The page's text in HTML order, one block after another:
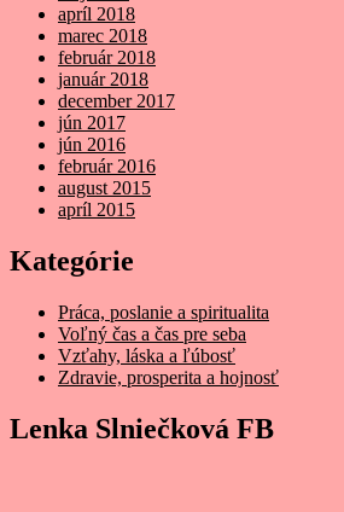
apríl 2018
marec 2018
február 2018
január 2018
december 2017
jún 2017
jún 2016
február 2016
august 2015
apríl 2015
Kategórie
Práca, poslanie a spiritualita
Voľný čas a čas pre seba
Vzťahy, láska a ľúbosť
Zdravie, prosperita a hojnosť
Lenka Slniečková FB